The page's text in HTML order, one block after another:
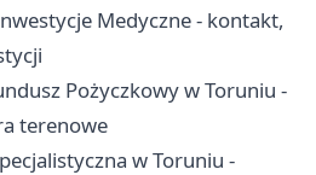
Medyczne - kontakt,
Pożyczkowy w Toruniu -
terenowe
w Toruniu -